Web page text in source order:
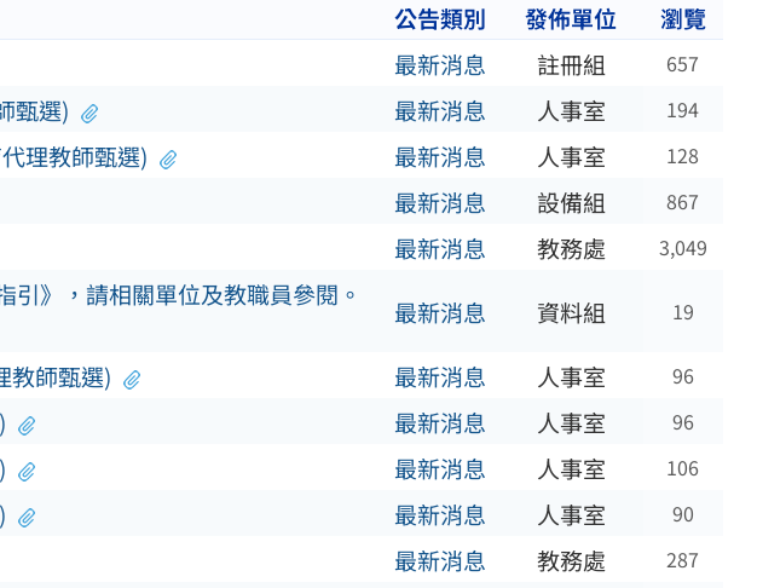
公告類別 發佈單位
瀏覽
最新消息 註冊組 657
甄選) 最新消息 人事室 194
理教師甄選) 最新消息 人事室 128
最新消息 設備組 867
最新消息 教務處 3,049
》，請相關單位及教職員參閱。
最新消息 資料組 19
教師甄選) 最新消息 人事室 96
最新消息 人事室 96
最新消息 人事室 106
最新消息 人事室 90
最新消息 教務處 287